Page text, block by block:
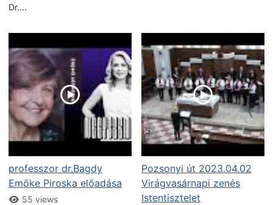
Dr....
professzor dr.Bagdy
Emőke Piroska előadása
55 views
Pozsonyi út 2023.04.02
Virágvasárnapi zenés
Istentisztelet